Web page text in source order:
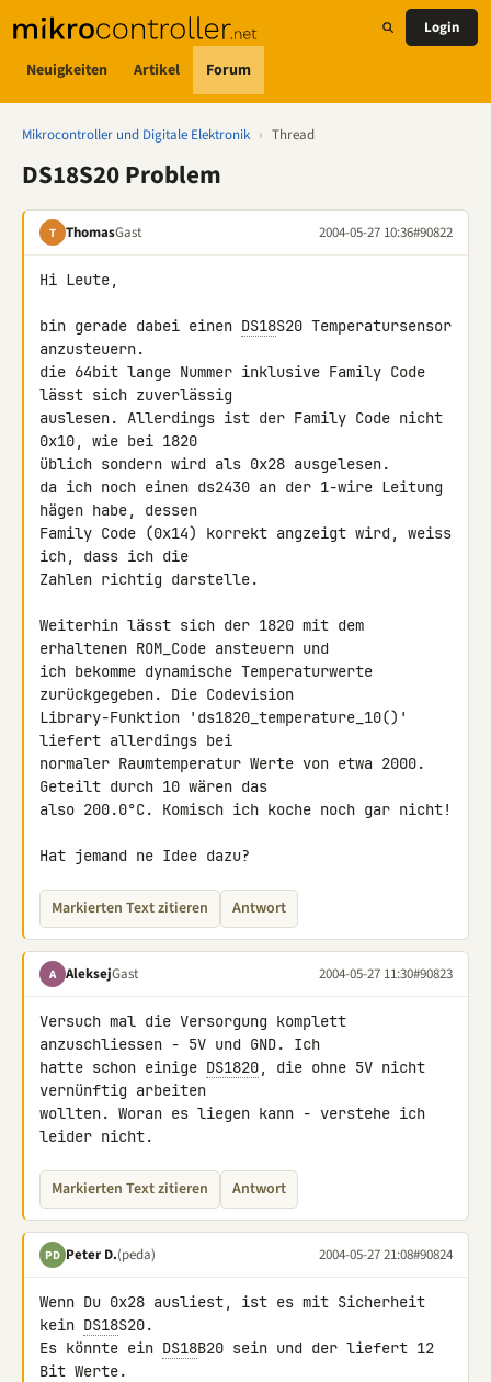
Neuigkeiten Artikel Forum
Login
Mikrocontroller und Digitale Elektronik › Thread
DS18S20 Problem
T ThomasGast 2004-05-27 10:36#90822
Hi Leute,
bin gerade dabei einen DS18S20 Temperatursensor
anzusteuern.
die 64bit lange Nummer inklusive Family Code
lässt sich zuverlässig
auslesen. Allerdings ist der Family Code nicht
0x10, wie bei 1820
üblich sondern wird als 0x28 ausgelesen.
da ich noch einen ds2430 an der 1-wire Leitung
hägen habe, dessen
Family Code (0x14) korrekt angzeigt wird, weiss
ich, dass ich die
Zahlen richtig darstelle.
Weiterhin lässt sich der 1820 mit dem
erhaltenen ROM_Code ansteuern und
ich bekomme dynamische Temperaturwerte
zurückgegeben. Die Codevision
Library-Funktion 'ds1820_temperature_10()'
liefert allerdings bei
normaler Raumtemperatur Werte von etwa 2000.
Geteilt durch 10 wären das
also 200.0°C. Komisch ich koche noch gar nicht!
Hat jemand ne Idee dazu?
Markierten Text zitieren Antwort
A AleksejGast 2004-05-27 11:30#90823
Versuch mal die Versorgung komplett
anzuschliessen - 5V und GND. Ich
hatte schon einige DS1820, die ohne 5V nicht
vernünftig arbeiten
wollten. Woran es liegen kann - verstehe ich
leider nicht.
Markierten Text zitieren Antwort
PD Peter D.(peda) 2004-05-27 21:08#90824
Wenn Du 0x28 ausliest, ist es mit Sicherheit
kein DS18S20.
Es könnte ein DS18B20 sein und der liefert 12
Bit Werte.